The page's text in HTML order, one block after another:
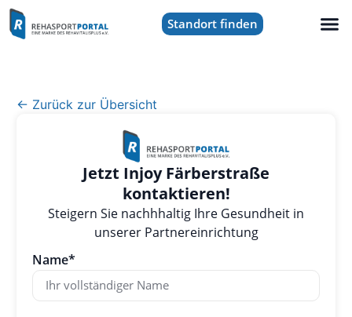
Standort finden
← Zurück zur Übersicht
Jetzt Injoy Färberstraße
kontaktieren!
Steigern Sie nachhhaltig Ihre Gesundheit in
unserer Partnereinrichtung
Name*